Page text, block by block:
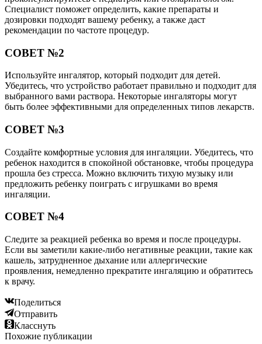
Специалист поможет определить, какие препараты и
дозировки подходят вашему ребенку, а также даст
рекомендации по частоте процедур.
СОВЕТ №2
Используйте ингалятор, который подходит для детей.
Убедитесь, что устройство работает правильно и подходит для
выбранного вами раствора. Некоторые ингаляторы могут
быть более эффективными для определенных типов лекарств.
СОВЕТ №3
Создайте комфортные условия для ингаляции. Убедитесь, что
ребенок находится в спокойной обстановке, чтобы процедура
прошла без стресса. Можно включить тихую музыку или
предложить ребенку поиграть с игрушками во время
ингаляции.
СОВЕТ №4
Следите за реакцией ребенка во время и после процедуры.
Если вы заметили какие-либо негативные реакции, такие как
кашель, затрудненное дыхание или аллергические
проявления, немедленно прекратите ингаляцию и обратитесь
к врачу.
Поделиться
Отправить
Класснуть
Похожие публикации